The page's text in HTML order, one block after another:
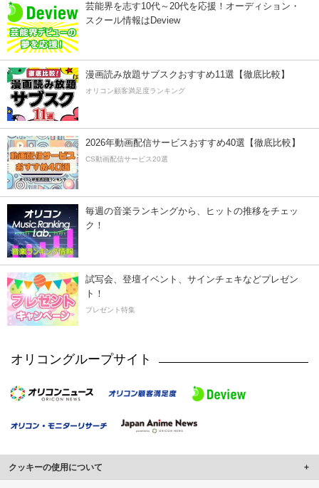
芸能界を志す10代～20代を応援！オーディション・
スクール情報はDeview
漫画読み放題サブスクおすすめ11選【徹底比較】
オリコン顧客満足度ランキング
2026年動画配信サービスおすすめ40選【徹底比較】
CS動画配信サービス20選
毎週の音楽ランキングから、ヒットの推移をチェッ
ク！
試写会、登壇イベント、サインチェキなどプレゼン
ト！
プレゼント特集
オリコングループサイト
クッキーの使用について